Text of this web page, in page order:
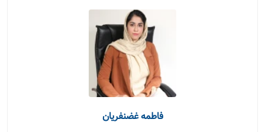
فاطمه غضنفریان